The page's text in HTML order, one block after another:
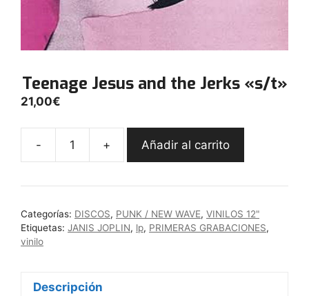
Teenage Jesus and the Jerks «s/t»
21,00€
-
Teenage
and
Jerks
+ Añadir al carrito
Categorías: DISCOS, PUNK / NEW WAVE, VINILOS 12"
Etiquetas: JANIS JOPLIN, lp, PRIMERAS GRABACIONES,
vinilo
Descripción